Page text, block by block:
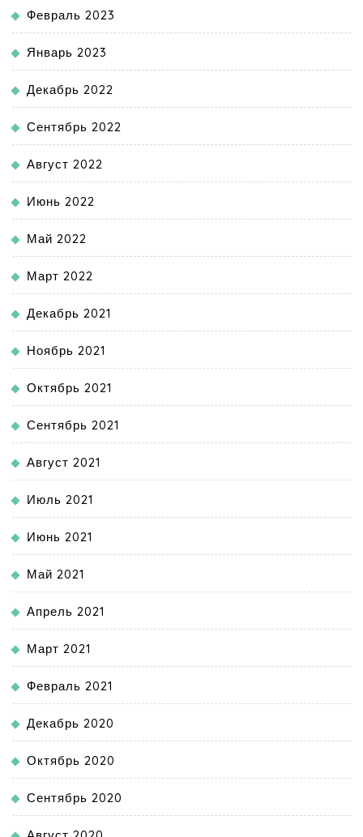
Февраль 2023
Январь 2023
Декабрь 2022
Сентябрь 2022
Август 2022
Июнь 2022
Май 2022
Март 2022
Декабрь 2021
Ноябрь 2021
Октябрь 2021
Сентябрь 2021
Август 2021
Июль 2021
Июнь 2021
Май 2021
Апрель 2021
Март 2021
Февраль 2021
Декабрь 2020
Октябрь 2020
Сентябрь 2020